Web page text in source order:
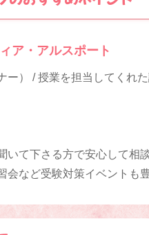
ア・アルスポート
ー） / 授業を担当してくれ
いて下さる方で安心して相
会など受験対策イベントも